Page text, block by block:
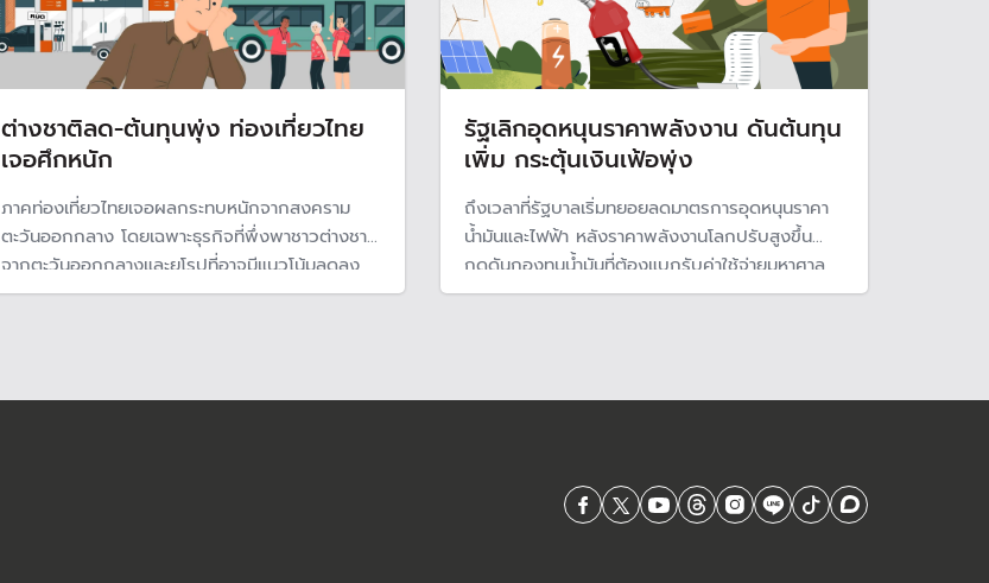
ต่างชาติลด-ต้นทุนพุ่ง ท่องเที่ยวไทย
เจอศึกหนัก
ภาคท่องเที่ยวไทยเจอผลกระทบหนักจากสงคราม
ตะวันออกกลาง โดยเฉพาะธุรกิจที่พึ่งพาชาวต่างชาติ
จากตะวันออกกลางและยุโรปที่อาจมีแนวโน้มลดลง
และยังต้องแบกรับต้นทุนพลังงานที่สูงขึ้น ชี้หากส่ง
รัฐเลิกอุดหนุนราคาพลังงาน ดันต้นทุน
เพิ่ม กระตุ้นเงินเฟ้อพุ่ง
ถึงเวลาที่รัฐบาลเริ่มทยอยลดมาตรการอุดหนุนราคา
น้ำมันและไฟฟ้า หลังราคาพลังงานโลกปรับสูงขึ้น
กดดันกองทุนน้ำมันที่ต้องแบกรับค่าใช้จ่ายมหาศาล
ศูนย์วิจัยกสิกรไทยคาดหากรัฐเลิกอุดหนุนราคา